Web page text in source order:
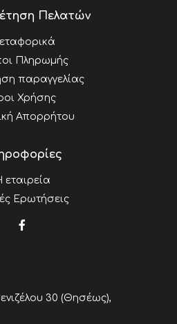
Πελατών
Πληρωμής
παραγγελίας
Χρήσης
Απορρήτου
εταιρεία
Ερωτήσεις
30 (Θησέως),